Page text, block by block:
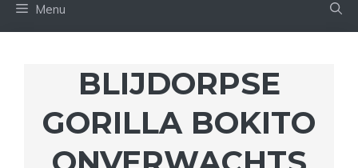
Menu
BLIJDORPSE
GORILLA BOKITO